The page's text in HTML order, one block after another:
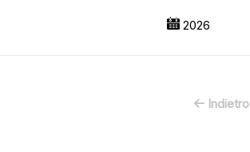
2026
Indietro